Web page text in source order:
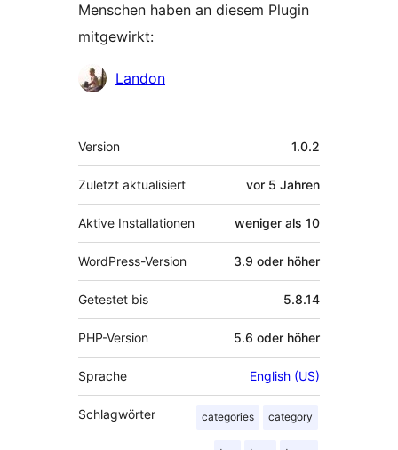
Menschen haben an diesem Plugin
mitgewirkt:
Mitwirkende
Landon
Meta
Version 1.0.2
Zuletzt aktualisiert vor 5 Jahren
Aktive Installationen weniger als 10
WordPress-Version 3.9 oder höher
Getestet bis 5.8.14
PHP-Version 5.6 oder höher
Sprache English (US)
Schlagwörter categories category